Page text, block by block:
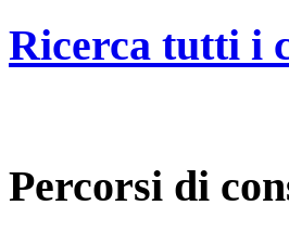
Ricerca tutti i
Percorsi di